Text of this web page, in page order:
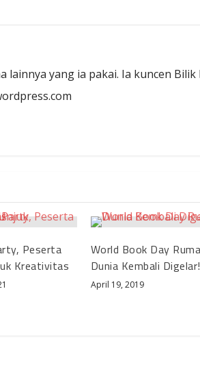
lainnya yang ia pakai. Ia kuncen Bilik
Peserta
Kreativitas
World Book Day
Dunia Kembali Digelar!
April 19, 2019